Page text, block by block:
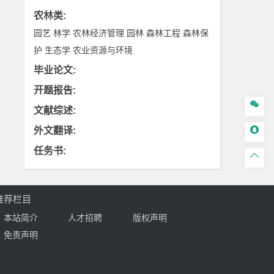
农林类:
园艺 林学 农林经济管理 园林 森林工程 森林保
护 生态学 农业资源与环境
毕业论文:
开题报告:
文献综述:
外文翻译:
任务书:



荐栏目
本站简介 人才招聘
版权声明
免责声明